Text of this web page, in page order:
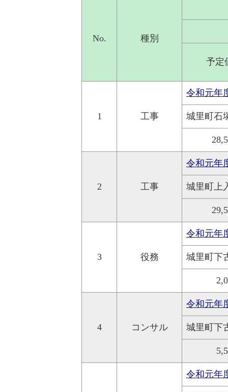
No. 種別
予定
1 工事
令和元年
城里町石
2 工事
令和元年
城里町上
3 役務
令和元年
城里町下
4 コンサル
令和元年
城里町下
令和元年